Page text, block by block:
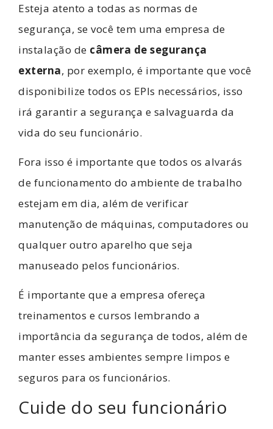
Esteja atento a todas as normas de
segurança, se você tem uma empresa de
instalação de câmera de segurança
externa, por exemplo, é importante que você
disponibilize todos os EPIs necessários, isso
irá garantir a segurança e salvaguarda da
vida do seu funcionário.
Fora isso é importante que todos os alvarás
de funcionamento do ambiente de trabalho
estejam em dia, além de verificar
manutenção de máquinas, computadores ou
qualquer outro aparelho que seja
manuseado pelos funcionários.
É importante que a empresa ofereça
treinamentos e cursos lembrando a
importância da segurança de todos, além de
manter esses ambientes sempre limpos e
seguros para os funcionários.
Cuide do seu funcionário